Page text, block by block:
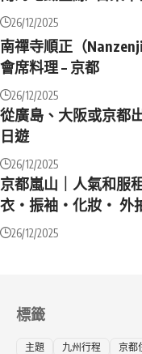
26/12/2025
南禪寺順正（
會席料理 – 京都
26/12/2025
從廣島、大阪或京都
日遊
26/12/2025
京都嵐山｜人氣和服
衣・振袖・化妝・ 外
MOCOMOCO和服嵐山
26/12/2025
標籤
主題 九州行程 京都